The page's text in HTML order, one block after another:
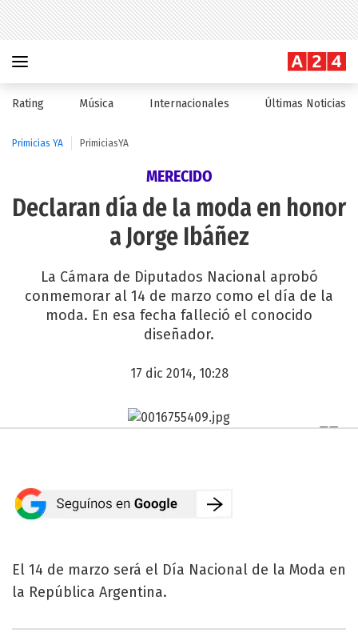
Rating Música Internacionales Últimas Noticias
Primicias YA PrimiciasYA
MERECIDO
Declaran día de la moda en honor
a Jorge Ibáñez
La Cámara de Diputados Nacional aprobó
conmemorar al 14 de marzo como el día de la
moda. En esa fecha falleció el conocido
diseñador.
17 dic 2014, 10:28
El 14 de marzo será el Día Nacional de la Moda en
la República Argentina.